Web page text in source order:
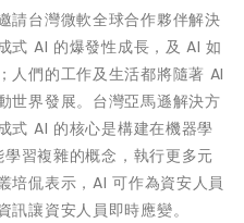
請台灣微軟全球合作夥伴解決
式 AI 的爆發性成長，及 AI 如
人們的工作及生活都將隨著 AI
世界發展。台灣亞馬遜解決方
式 AI 的核心是構建在機器學
習複雜的概念，執行更多元
培侃表示，AI 可作為資安人員
讓資安人員即時應變。